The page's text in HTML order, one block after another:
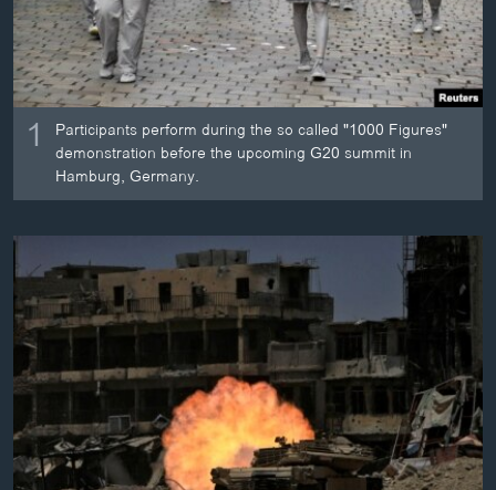
ພາສາອັງກິດ
ວີດີໂອ
ສຽງ
ລາຍການກະຈາຍສຽງ
ລາຍງານ
ຕິດຕາມພວກເຮົາ ທີ່
ພາສາຕ່າງໆ
1
Participants perform during the so called "1000 Figures"
demonstration before the upcoming G20 summit in
Hamburg, Germany.